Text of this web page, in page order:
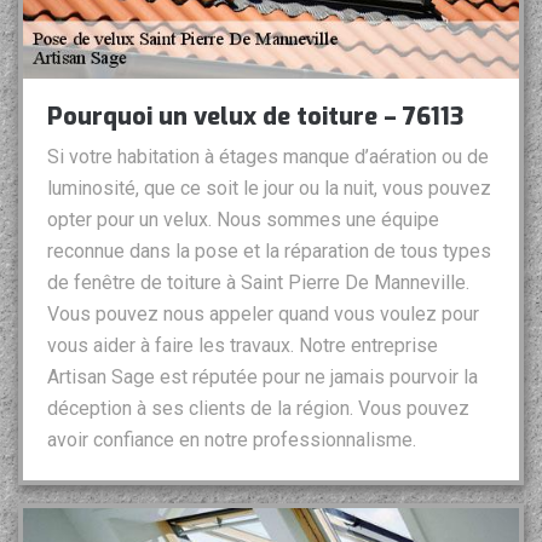
Pourquoi un velux de toiture – 76113
Si votre habitation à étages manque d’aération ou de
luminosité, que ce soit le jour ou la nuit, vous pouvez
opter pour un velux. Nous sommes une équipe
reconnue dans la pose et la réparation de tous types
de fenêtre de toiture à Saint Pierre De Manneville.
Vous pouvez nous appeler quand vous voulez pour
vous aider à faire les travaux. Notre entreprise
Artisan Sage est réputée pour ne jamais pourvoir la
déception à ses clients de la région. Vous pouvez
avoir confiance en notre professionnalisme.